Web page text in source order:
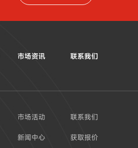
市场资讯
市场活动
新闻中心
联系我们
联系我们
获取报价